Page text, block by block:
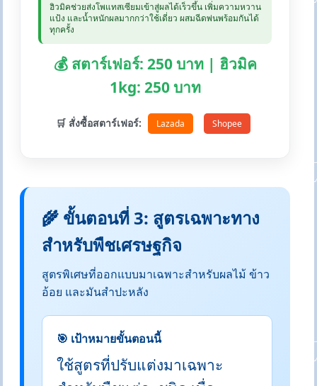
ฮิวมิคช่วยส่งโพแทสเซียมเข้าสู่ผลได้เร็วขึ้น เพิ่มความหวาน
แป้ง และน้ำหนักผลมากกว่าใช้เดี่ยว ผสมฉีดพ่นพร้อมกันได้
ทุกครั้ง
💰 สตาร์เฟอร์: 250 บาท | ฮิวมิค
1kg: 250 บาท
🛒 สั่งซื้อสตาร์เฟอร์: Lazada Shopee
🌾 ขั้นตอนที่ 3: สูตรเฉพาะทาง
สำหรับพืชเศรษฐกิจ
สูตรพิเศษที่ออกแบบมาเฉพาะสำหรับผลไม้ ข้าว
อ้อย และมันสำปะหลัง
🎯 เป้าหมายขั้นตอนนี้
ใช้สูตรที่ปรับแต่งมาเฉพาะ